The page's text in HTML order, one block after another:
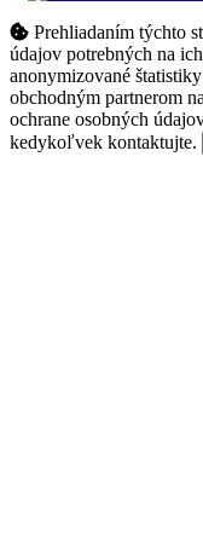
Prehliadaním týchto
údajov potrebných na
anonymizované
obchodným partnerom
ochrane osobných
kedykoľvek kontaktujte.